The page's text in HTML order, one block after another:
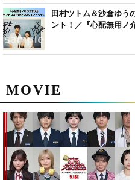
MOVIE
田村ツトム＆沙倉ゆう
ント！／『心配無用ノ